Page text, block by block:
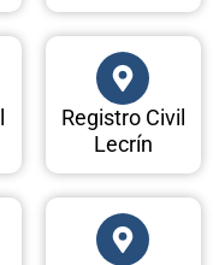
Registro Civil
Lecrín